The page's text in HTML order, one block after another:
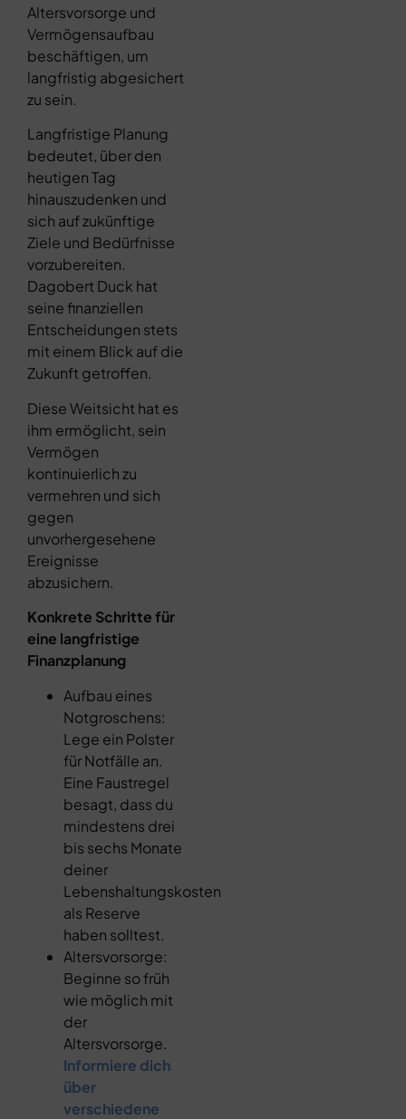
Altersvorsorge und
Vermögensaufbau
beschäftigen, um
langfristig abgesichert
zu sein.
Langfristige Planung
bedeutet, über den
heutigen Tag
hinauszudenken und
sich auf zukünftige
Ziele und Bedürfnisse
vorzubereiten.
Dagobert Duck hat
seine finanziellen
Entscheidungen stets
mit einem Blick auf die
Zukunft getroffen.
Diese Weitsicht hat es
ihm ermöglicht, sein
Vermögen
kontinuierlich zu
vermehren und sich
gegen
unvorhergesehene
Ereignisse
abzusichern.
Konkrete Schritte für
eine langfristige
Finanzplanung
Aufbau eines
Notgroschens:
Lege ein Polster
für Notfälle an.
Eine Faustregel
besagt, dass du
mindestens drei
bis sechs Monate
deiner
Lebenshaltungskosten
als Reserve
haben solltest.
Altersvorsorge:
Beginne so früh
wie möglich mit
der
Altersvorsorge.
Informiere dich
über
verschiedene